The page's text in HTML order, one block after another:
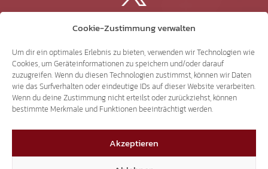
Cookie-Zustimmung verwalten
Um dir ein optimales Erlebnis zu bieten, verwenden wir Technologien wie
Cookies, um Geräteinformationen zu speichern und/oder darauf
zuzugreifen. Wenn du diesen Technologien zustimmst, können wir Daten
wie das Surfverhalten oder eindeutige IDs auf dieser Website verarbeiten.
Wenn du deine Zustimmung nicht erteilst oder zurückziehst, können
bestimmte Merkmale und Funktionen beeinträchtigt werden.
Akzeptieren
3.507
Threads
3.401
YouTube